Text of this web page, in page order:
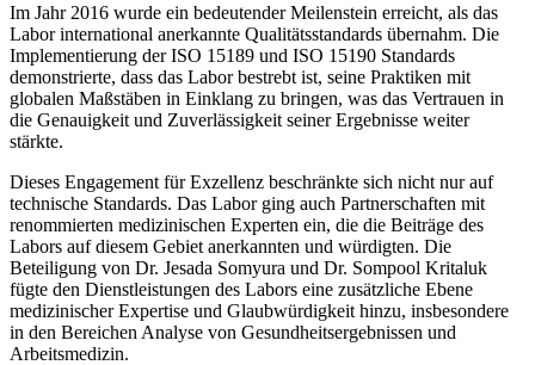
Im Jahr 2016 wurde ein bedeutender Meilenstein erreicht, als das
Labor international anerkannte Qualitätsstandards übernahm. Die
Implementierung der ISO 15189 und ISO 15190 Standards
demonstrierte, dass das Labor bestrebt ist, seine Praktiken mit
globalen Maßstäben in Einklang zu bringen, was das Vertrauen in
die Genauigkeit und Zuverlässigkeit seiner Ergebnisse weiter
stärkte.
Dieses Engagement für Exzellenz beschränkte sich nicht nur auf
technische Standards. Das Labor ging auch Partnerschaften mit
renommierten medizinischen Experten ein, die die Beiträge des
Labors auf diesem Gebiet anerkannten und würdigten. Die
Beteiligung von Dr. Jesada Somyura und Dr. Sompool Kritaluk
fügte den Dienstleistungen des Labors eine zusätzliche Ebene
medizinischer Expertise und Glaubwürdigkeit hinzu, insbesondere
in den Bereichen Analyse von Gesundheitsergebnissen und
Arbeitsmedizin.